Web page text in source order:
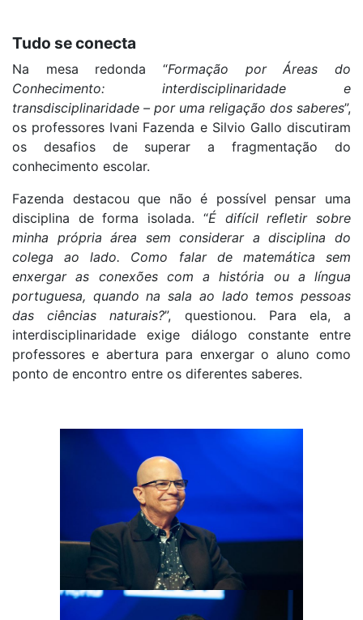
Tudo se conecta
Na mesa redonda “Formação por Áreas do
Conhecimento: interdisciplinaridade e
transdisciplinaridade – por uma religação dos saberes”,
os professores Ivani Fazenda e Silvio Gallo discutiram
os desafios de superar a fragmentação do
conhecimento escolar.
Fazenda destacou que não é possível pensar uma
disciplina de forma isolada. “É difícil refletir sobre
minha própria área sem considerar a disciplina do
colega ao lado. Como falar de matemática sem
enxergar as conexões com a história ou a língua
portuguesa, quando na sala ao lado temos pessoas
das ciências naturais?”, questionou. Para ela, a
interdisciplinaridade exige diálogo constante entre
professores e abertura para enxergar o aluno como
ponto de encontro entre os diferentes saberes.